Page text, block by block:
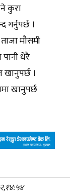
कुरा
।
मौसमी
धेरै
खानुपर्छ ।
खानुपर्छ